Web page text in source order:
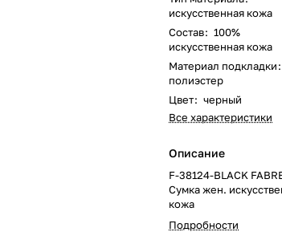
искусственная кожа
Состав: 100%
искусственная кожа
Материал подкладки:
полиэстер
Цвет: черный
Все характеристики
Описание
F-38124-BLACK
Сумка жен.
кожа
Подробности